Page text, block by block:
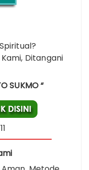
Ditangani
SUKMO “